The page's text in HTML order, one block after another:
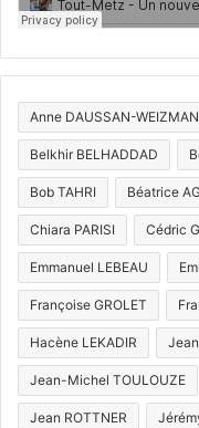
Anne DAUSSAN-WEIZMAN
Belkhir BELHADDAD
Bob TAHRI Béatrice
Chiara PARISI Cédric
Emmanuel LEBEAU
Françoise GROLET
Hacène LEKADIR
Jean-Michel TOULOUZE
Jean ROTTNER